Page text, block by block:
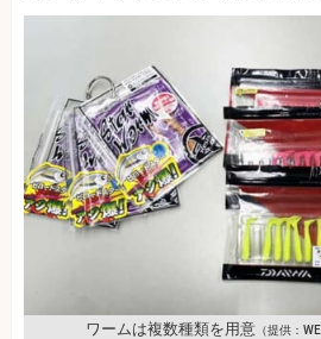
ワームは複数種類を用意（提供：